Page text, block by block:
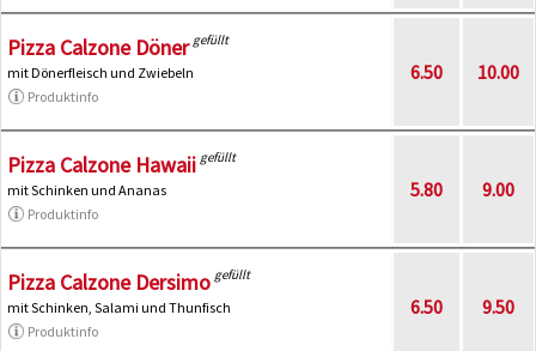
Pizza Calzone Döner gefüllt
mit Dönerfleisch und Zwiebeln
Produktinfo
6.50 10.00
Pizza Calzone Hawaii gefüllt
mit Schinken und Ananas
Produktinfo
5.80 9.00
Pizza Calzone Dersimo gefüllt
mit Schinken, Salami und Thunfisch
Produktinfo
6.50 9.50